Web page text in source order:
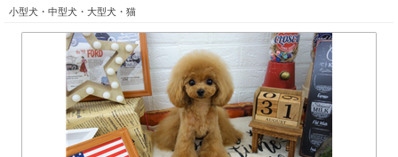
小型犬・中型犬・大型犬・猫